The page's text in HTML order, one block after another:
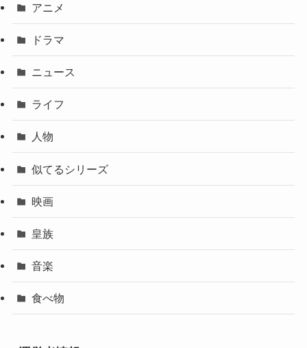
アニメ
ドラマ
ニュース
ライフ
人物
似てるシリーズ
映画
皇族
音楽
食べ物